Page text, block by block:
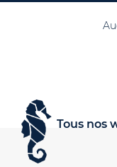
Tous nos